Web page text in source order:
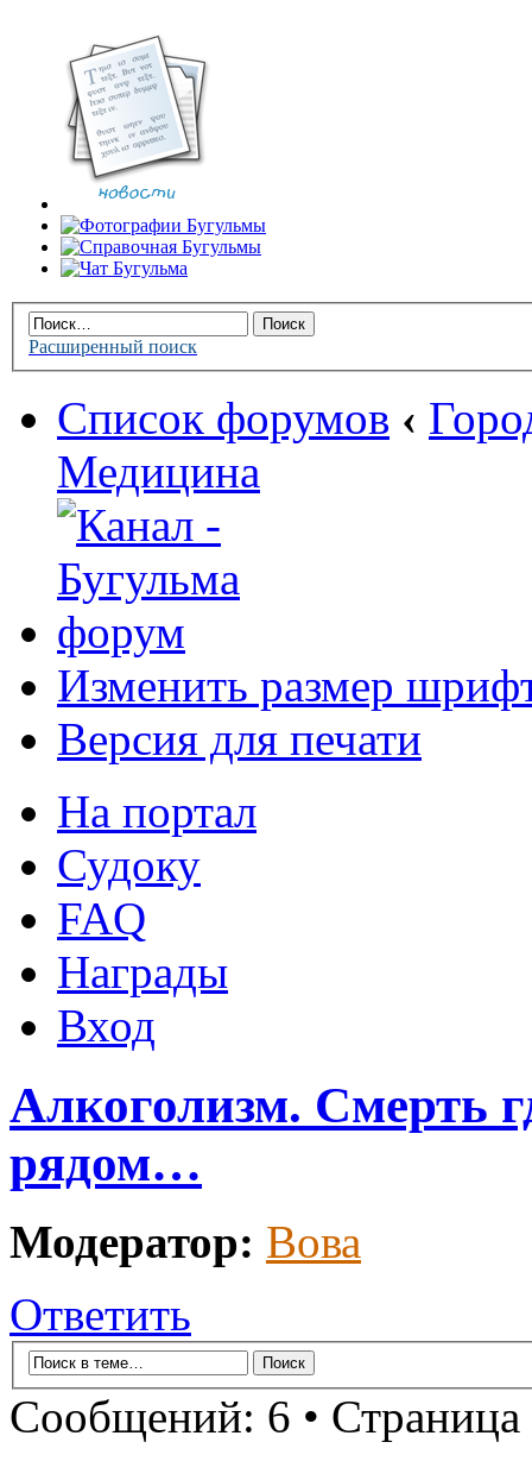
Расширенный поиск
Список форумов ‹
Медицина
Изменить размер
Версия для печати
На портал
Судоку
FAQ
Награды
Вход
Алкоголизм. Смерть
рядом…
Модератор: Вова
Ответить
Сообщений: 6 • Страница